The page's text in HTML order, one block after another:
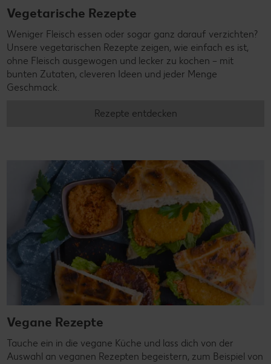
Vegetarische Rezepte
Weniger Fleisch essen oder sogar ganz darauf verzichten?
Unsere vegetarischen Rezepte zeigen, wie einfach es ist,
ohne Fleisch ausgewogen und lecker zu kochen – mit
bunten Zutaten, cleveren Ideen und jeder Menge
Geschmack.
Rezepte entdecken
Vegane Rezepte
Tauche ein in die vegane Küche und lass dich von der
Auswahl an veganen Rezepten begeistern, zum Beispiel von